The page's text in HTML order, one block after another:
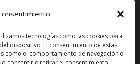
tecnologías como las cookies para
dispositivo. El consentimiento de estas
como el comportamiento de navegación o
consentir o retirar el consentimiento,